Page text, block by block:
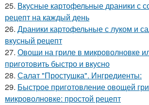
25. Вкусные картофельные драники с
рецепт на каждый день
26. Драники картофельные с луком и
вкусный рецепт
27. Овощи на гриле в микроволновке
приготовить быстро и вкусно
28. Салат "Простушка". Ингредиенты:
29. Быстрое приготовление овощей
микроволновке: простой рецепт